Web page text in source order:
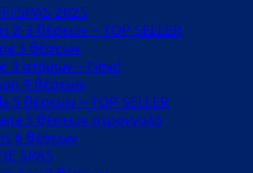
SPAS 2025
2-3 θέσεων – TOP SELLER
3 θέσεων
3 ατόμων – New!
4 θέσεων
5 θέσεων – TOP SELLER
5 θέσεων στρογγυλό
6 θέσεων
SPAS